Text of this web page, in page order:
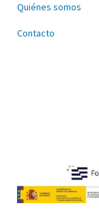
Quiénes somos
Contacto